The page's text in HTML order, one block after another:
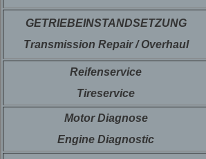
GETRIEBEINSTANDSETZUNG
Transmission Repair / Overhaul
Reifenservice
Tireservice
Motor Diagnose
Engine Diagnostic